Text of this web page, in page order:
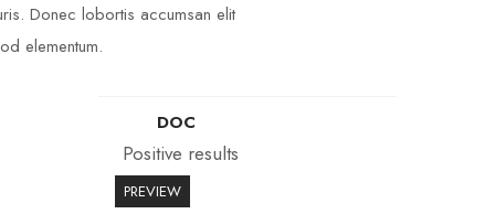
Donec lobortis accumsan elit
elementum.
DOC
Positive results
PREVIEW